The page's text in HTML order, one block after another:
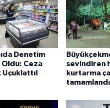
Denetim
Oldu: Ceza
Uçuklattı!
sevindiren
kurtarma